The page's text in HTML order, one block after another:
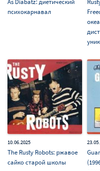
психокарнавал
10.06.2025
The Rusty Robots: ржавое
сайко старой школы